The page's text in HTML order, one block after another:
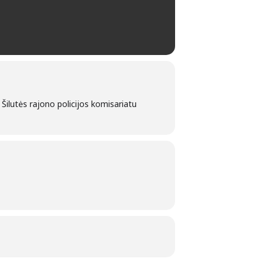
rajono policijos komisariatu